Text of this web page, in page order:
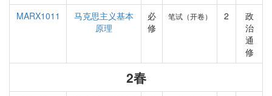
MARX1011
马克思主义基本
原理
必
修
笔试（开卷） 2
政
治
通
修
2春